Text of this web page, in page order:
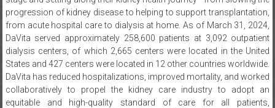
progression of kidney disease to helping to support transplantation,
from acute hospital care to dialysis at home. As of March 31, 2024,
DaVita served approximately 258,600 patients at 3,092 outpatient
dialysis centers, of which 2,665 centers were located in the United
States and 427 centers were located in 12 other countries worldwide.
DaVita has reduced hospitalizations, improved mortality, and worked
collaboratively to propel the kidney care industry to adopt an
equitable and high-quality standard of care for all patients,